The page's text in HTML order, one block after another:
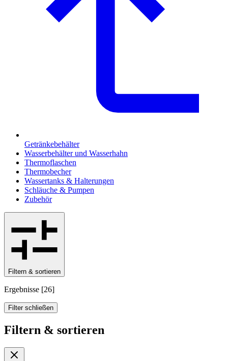
Getränkebehälter
Wasserbehälter und Wasserhahn
Thermoflaschen
Thermobecher
Wassertanks & Halterungen
Schläuche & Pumpen
Zubehör
Filtern & sortieren
Ergebnisse [26]
Filter schließen
Filtern & sortieren